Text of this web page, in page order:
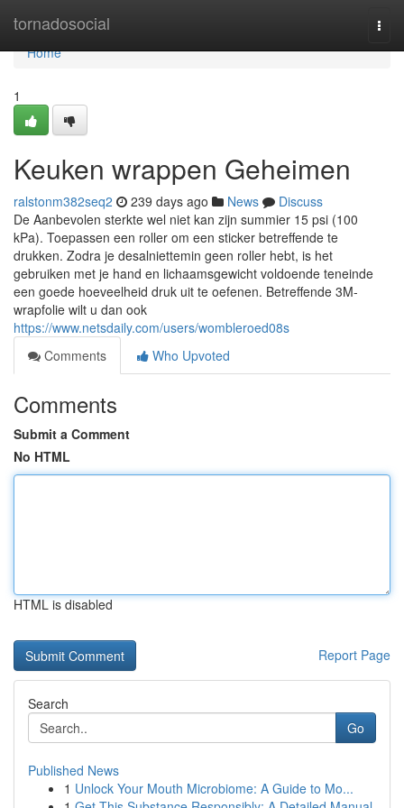
tornadosocial
Home
Home
1
Keuken wrappen Geheimen
ralstonm382seq2 239 days ago News
Discuss
De Aanbevolen sterkte wel niet kan zijn summier 15 psi (100
kPa). Toepassen een roller om een sticker betreffende te
drukken. Zodra je desalniettemin geen roller hebt, is het
gebruiken met je hand en lichaamsgewicht voldoende teneinde
een goede hoeveelheid druk uit te oefenen. Betreffende 3M-
wrapfolie wilt u dan ook
https://www.netsdaily.com/users/wombleroed08s
Comments
Who Upvoted
Comments
Submit a Comment
No HTML
HTML is disabled
Report Page
Search
Go
Published News
1 Unlock Your Mouth Microbiome: A Guide to Mo...